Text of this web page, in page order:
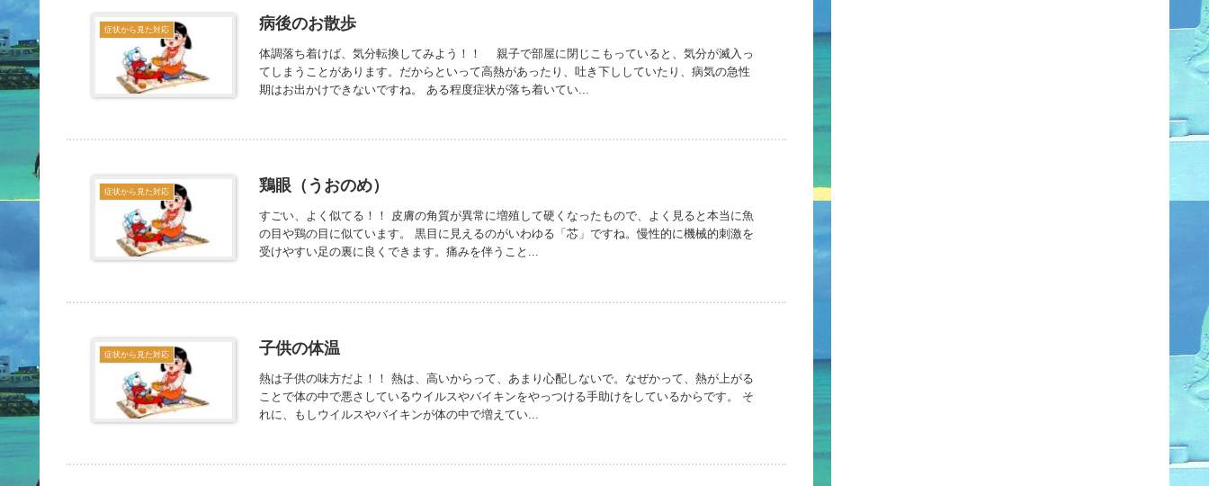
症状から見た対応 病後のお散歩
体調落ち着けば、気分転換してみよう！！ 親子で部屋に閉じこもっていると、気分が滅入っ
てしまうことがあります。だからといって高熱があったり、吐き下ししていたり、病気の急性
期はお出かけできないですね。 ある程度症状が落ち着いてい...
症状から見た対応 鶏眼（うおのめ）
すごい、よく似てる！！ 皮膚の角質が異常に増殖して硬くなったもので、よく見ると本当に魚
の目や鶏の目に似ています。 黒目に見えるのがいわゆる「芯」ですね。慢性的に機械的刺激を
受けやすい足の裏に良くできます。痛みを伴うこと...
症状から見た対応 子供の体温
熱は子供の味方だよ！！ 熱は、高いからって、あまり心配しないで。なぜかって、熱が上がる
ことで体の中で悪さしているウイルスやバイキンをやっつける手助けをしているからです。 そ
れに、もしウイルスやバイキンが体の中で増えてい...